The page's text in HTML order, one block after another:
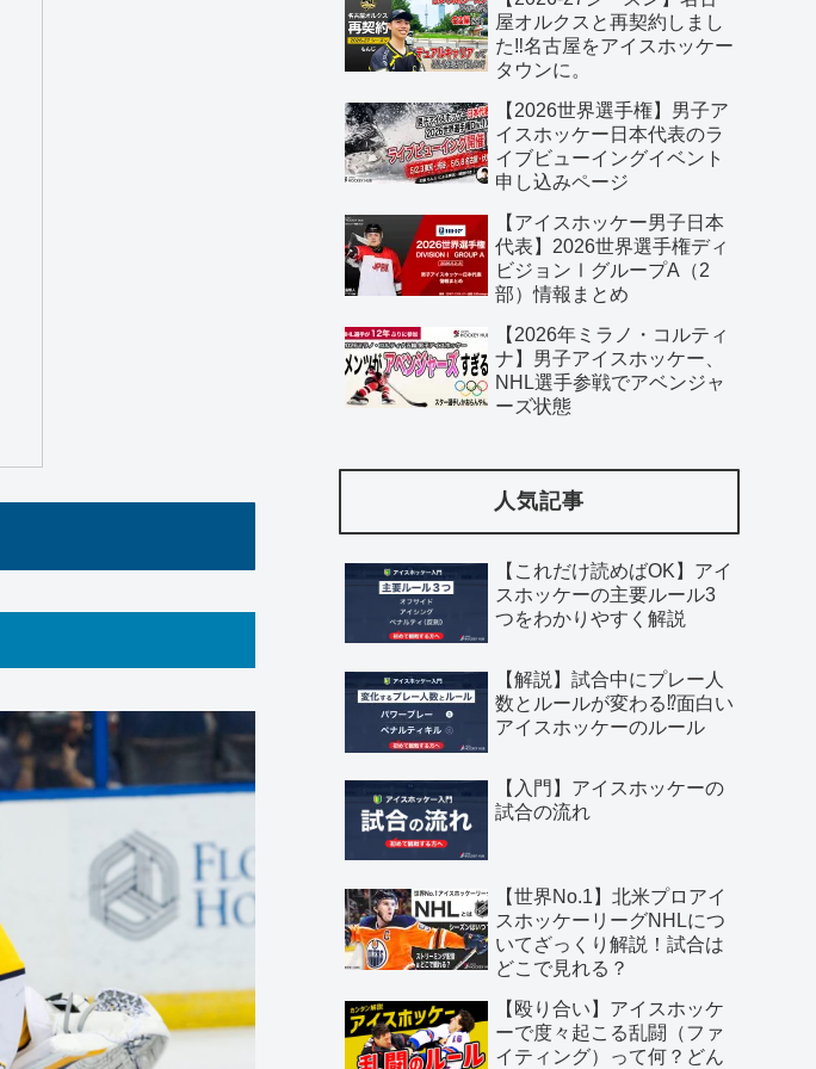
屋オルクスと再契約しまし
た‼️名古屋をアイスホッケー
タウンに。
【2026世界選手権】男子ア
イスホッケー日本代表のラ
イブビューイングイベント
申し込みページ
【アイスホッケー男子日本
代表】2026世界選手権ディ
ビジョンⅠグループA（2
部）情報まとめ
【2026年ミラノ・コルティ
ナ】男子アイスホッケー、
NHL選手参戦でアベンジャ
ーズ状態
人気記事
【これだけ読めばOK】アイ
スホッケーの主要ルール3
つをわかりやすく解説
【解説】試合中にプレー人
数とルールが変わる⁉︎面白い
アイスホッケーのルール
【入門】アイスホッケーの
試合の流れ
【世界No.1】北米プロアイ
スホッケーリーグNHLにつ
いてざっくり解説！試合は
どこで見れる？
【殴り合い】アイスホッケ
ーで度々起こる乱闘（ファ
イティング）って何？どん